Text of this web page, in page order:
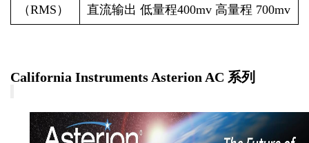
（RMS）
直流输出 低量程400mv 高量程 700mv
California Instruments Asterion AC 系列